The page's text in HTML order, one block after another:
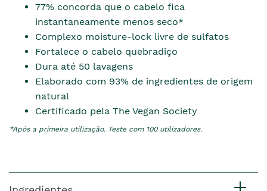
77% concorda que o cabelo fica
instantaneamente menos seco*
Complexo moisture-lock livre de sulfatos
Fortalece o cabelo quebradiço
Dura até 50 lavagens
Elaborado com 93% de ingredientes de origem
natural
Certificado pela The Vegan Society
*Após a primeira utilização. Teste com 100 utilizadores.